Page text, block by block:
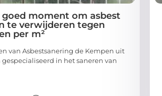
goed moment om asbest
te verwijderen tegen
per m²
van Asbestsanering de Kempen uit
in het saneren van